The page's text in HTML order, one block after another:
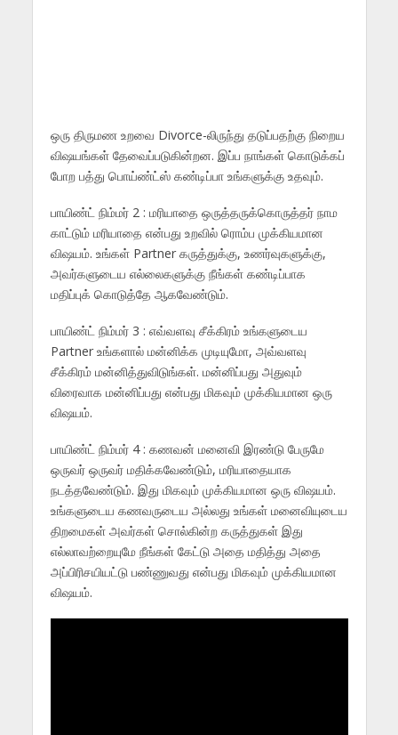
ஒரு திருமண உறவை Divorce-லிருந்து தடுப்பதற்கு நிறைய
விஷயங்கள் தேவைப்படுகின்றன. இப்ப நாங்கள் கொடுக்கப்
போற பத்து பொய்ண்ட்ஸ் கண்டிப்பா உங்களுக்கு உதவும்.
பாயிண்ட் நிம்மர் 2 : மரியாதை ஒருத்தருக்கொருத்தர் நாம
காட்டும் மரியாதை என்பது உறவில் ரொம்ப முக்கியமான
விஷயம். உங்கள் Partner கருத்துக்கு, உணர்வுகளுக்கு,
அவர்களுடைய எல்லைகளுக்கு நீங்கள் கண்டிப்பாக
மதிப்புக் கொடுத்தே ஆகவேண்டும்.
பாயிண்ட் நிம்மர் 3 : எவ்வளவு சீக்கிரம் உங்களுடைய
Partner உங்களால் மன்னிக்க முடியுமோ, அவ்வளவு
சீக்கிரம் மன்னித்துவிடுங்கள். மன்னிப்பது அதுவும்
விரைவாக மன்னிப்பது என்பது மிகவும் முக்கியமான ஒரு
விஷயம்.
பாயிண்ட் நிம்மர் 4 : கணவன் மனைவி இரண்டு பேருமே
ஒருவர் ஒருவர் மதிக்கவேண்டும், மரியாதையாக
நடத்தவேண்டும். இது மிகவும் முக்கியமான ஒரு விஷயம்.
உங்களுடைய கணவருடைய அல்லது உங்கள் மனைவியுடைய
திறமைகள் அவர்கள் சொல்கின்ற கருத்துகள் இது
எல்லாவற்றையுமே நீங்கள் கேட்டு அதை மதித்து அதை
அப்பிரிசயியட்டு பண்ணுவது என்பது மிகவும் முக்கியமான
விஷயம்.